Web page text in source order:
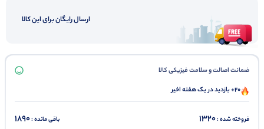
ارسال رایگان برای این کالا
ضمانت اصالت و سلامت فیزیکی کالا
20+ بازدید در یک هفته اخیر
فروخته شده :1320 باقی مانده :1890